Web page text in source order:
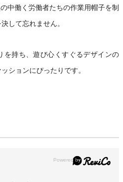
中働く労働者たちの作業用帽子を制
して忘れません。
を持ち、遊び心くすぐるデザインの
ションにぴったりです。